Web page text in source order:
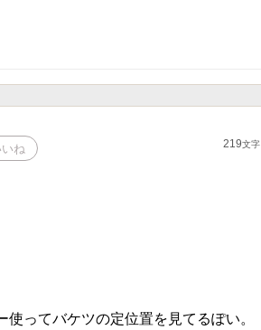
219文字
ね
ってバケツの定位置を見てるぽい。